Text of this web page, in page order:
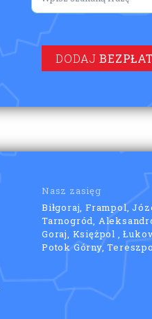
DODAJ
Nasz zasięg
Biłgoraj, Frampol,
Tarnogród,
Goraj, Księżpol ,
Potok Górny,